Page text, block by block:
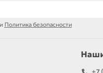
Политика безопасности